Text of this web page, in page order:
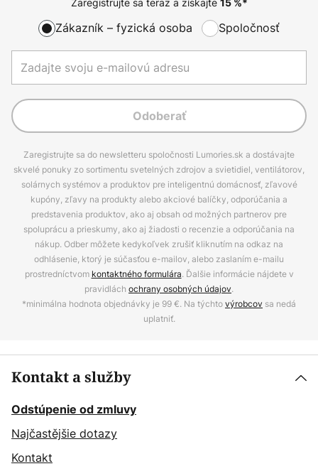
15%*
Zákazník – fyzická osoba Spoločnosť
Odoberať
Zaregistrujte sa do newsletteru spoločnosti Lumories.sk a dostávajte
skvelé ponuky zo sortimentu svetelných zdrojov a svietidiel, ventilátorov,
solárnych systémov a produktov pre inteligentnú domácnosť, zľavové
kupóny, zľavy na produkty alebo akciové balíčky, odporúčania a
predstavenia produktov, ako aj obsah od možných partnerov pre
spoluprácu a prieskumy, ako aj žiadosti o recenzie a odporúčania na
nákup. Odber môžete kedykoľvek zrušiť kliknutím na odkaz na
odhlásenie, ktorý je súčasťou e-mailov, alebo zaslaním e-mailu
prostredníctvom kontaktného formulára. Ďalšie informácie nájdete v
pravidlách ochrany osobných údajov.
*minimálna hodnota objednávky je 99 €. Na týchtovýrobcov sa nedá
uplatniť.
Kontakt a služby
Odstúpenie od zmluvy
Najčastějšie dotazy
Kontakt